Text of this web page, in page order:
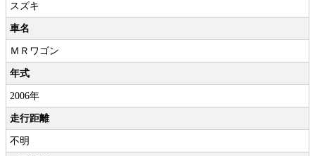
スズキ
車名
ＭＲワゴン
年式
2006年
走行距離
不明